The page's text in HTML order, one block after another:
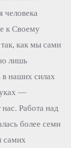
человека
к Своему
как мы сами
лишь
в наших силах
—
Работа над
более семи
самих